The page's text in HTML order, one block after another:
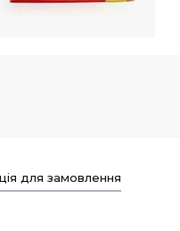
для замовлення